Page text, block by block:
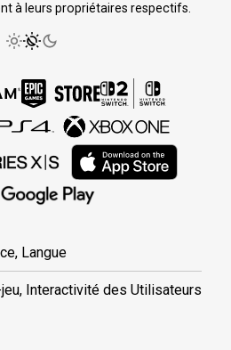
à leurs propriétaires respectifs.
Langue
Interactivité des Utilisateurs